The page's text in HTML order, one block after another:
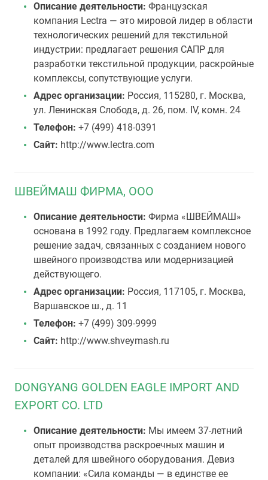
Описание деятельности: Французская
компания Lectra — это мировой лидер в области
технологических решений для текстильной
индустрии: предлагает решения САПР для
разработки текстильной продукции, pаскройные
комплексы, сопутствующие услуги.
Адрес организации: Россия, 115280, г. Москва,
ул. Ленинская Слобода, д. 26, пом. IV, комн. 24
Телефон: +7 (499) 418-0391
Сайт: http://www.lectra.com
ШВЕЙМАШ ФИРМА, ООО
Описание деятельности: Фирма «ШВЕЙМАШ»
основана в 1992 году. Предлагаем комплексное
решение задач, связанных с созданием нового
швейного производства или модернизацией
действующего.
Адрес организации: Россия, 117105, г. Москва,
Варшавское ш., д. 11
Телефон: +7 (499) 309-9999
Сайт: http://www.shveymash.ru
DONGYANG GOLDEN EAGLE IMPORT AND
EXPORT CO. LTD
Описание деятельности: Мы имеем 37-летний
опыт производства раскроечных машин и
деталей для швейного оборудования. Девиз
компании: «Сила команды — в единстве ее